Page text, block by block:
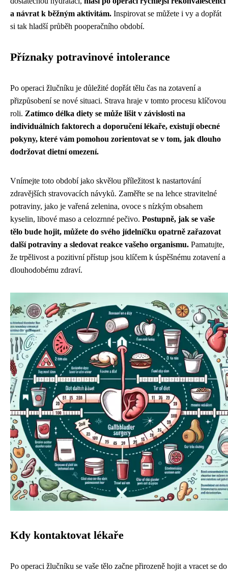
a návrat k běžným aktivitám. Inspirovat se můžete i vy a dopřát
si tak hladší průběh pooperačního období.
Příznaky potravinové intolerance
Po operaci žlučníku je důležité dopřát tělu čas na zotavení a
přizpůsobení se nové situaci. Strava hraje v tomto procesu klíčovou
roli. Zatímco délka diety se může lišit v závislosti na
individuálních faktorech a doporučení lékaře, existují obecné
pokyny, které vám pomohou zorientovat se v tom, jak dlouho
dodržovat dietní omezení.
Vnímejte toto období jako skvělou příležitost k nastartování
zdravějších stravovacích návyků. Zaměřte se na lehce stravitelné
potraviny, jako je vařená zelenina, ovoce s nízkým obsahem
kyselin, libové maso a celozrnné pečivo. Postupně, jak se vaše
tělo bude hojit, můžete do svého jídelníčku opatrně zařazovat
další potraviny a sledovat reakce vašeho organismu. Pamatujte,
že trpělivost a pozitivní přístup jsou klíčem k úspěšnému zotavení a
dlouhodobému zdraví.
Kdy kontaktovat lékaře
Po operaci žlučníku se vaše tělo začne přirozeně hojit a vracet se do